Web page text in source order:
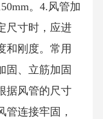
。4.风管加
尺寸时，应进
和刚度。常用
固、立筋加固
据风管的尺寸
连接牢固，